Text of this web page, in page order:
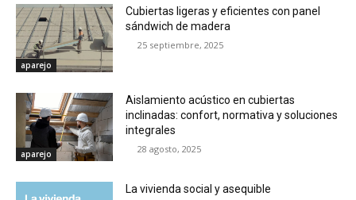
aparejo
Cubiertas ligeras y eficientes con panel
sándwich de madera
25 septiembre, 2025
aparejo
Aislamiento acústico en cubiertas
inclinadas: confort, normativa y soluciones
integrales
28 agosto, 2025
La vivienda social y asequible